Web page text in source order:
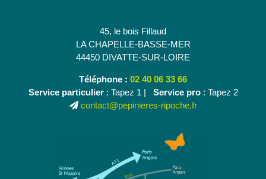
45, le bois Fillaud
LA CHAPELLE-BASSE-MER
44450 DIVATTE-SUR-LOIRE
Téléphone : 02 40 06 33 66
Service particulier: Tapez 1 | Service pro: Tapez 2
contact@pepinieres-ripoche.fr